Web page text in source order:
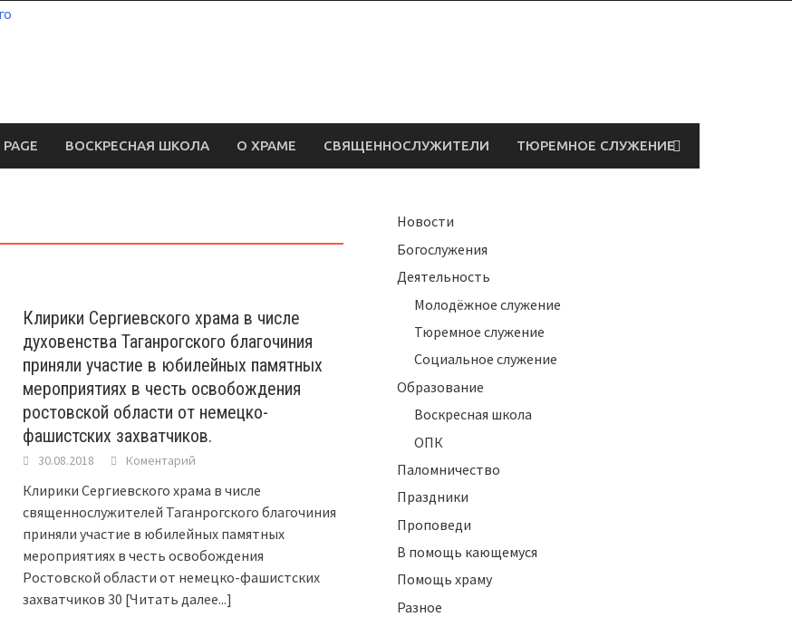
PAGE ВОСКРЕСНАЯ ШКОЛА О ХРАМЕ СВЯЩЕННОСЛУЖИТЕЛИ ТЮРЕМНОЕ СЛУЖЕНИЕ
Клирики Сергиевского храма в числе
духовенства Таганрогского благочиния
приняли участие в юбилейных памятных
мероприятиях в честь освобождения
ростовской области от немецко-
фашистских захватчиков.
30.08.2018 Коментарий
Клирики Сергиевского храма в числе
священнослужителей Таганрогского благочиния
приняли участие в юбилейных памятных
мероприятиях в честь освобождения
Ростовской области от немецко-фашистских
захватчиков 30 [Читать далее...]
Новости
Богослужения
Деятельность
Молодёжное служение
Тюремное служение
Социальное служение
Образование
Воскресная школа
ОПК
Паломничество
Праздники
Проповеди
В помощь кающемуся
Помощь храму
Разное